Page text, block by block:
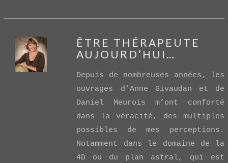
ÊTRE THÉRAPEUTE
AUJOURD’HUI…
Depuis de nombreuses années, les
ouvrages d’Anne Givaudan et de
Daniel Meurois m’ont conforté
dans la véracité, des multiples
possibles de mes perceptions.
Notamment dans le domaine de la
4D ou du plan astral, qui est